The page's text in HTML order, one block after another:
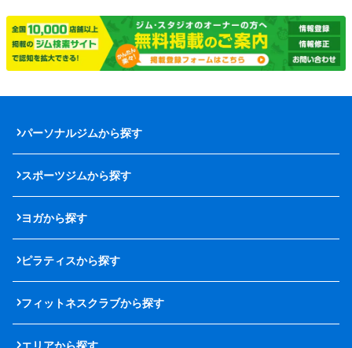
パーソナルジムから探す
スポーツジムから探す
ヨガから探す
ピラティスから探す
フィットネスクラブから探す
エリアから探す